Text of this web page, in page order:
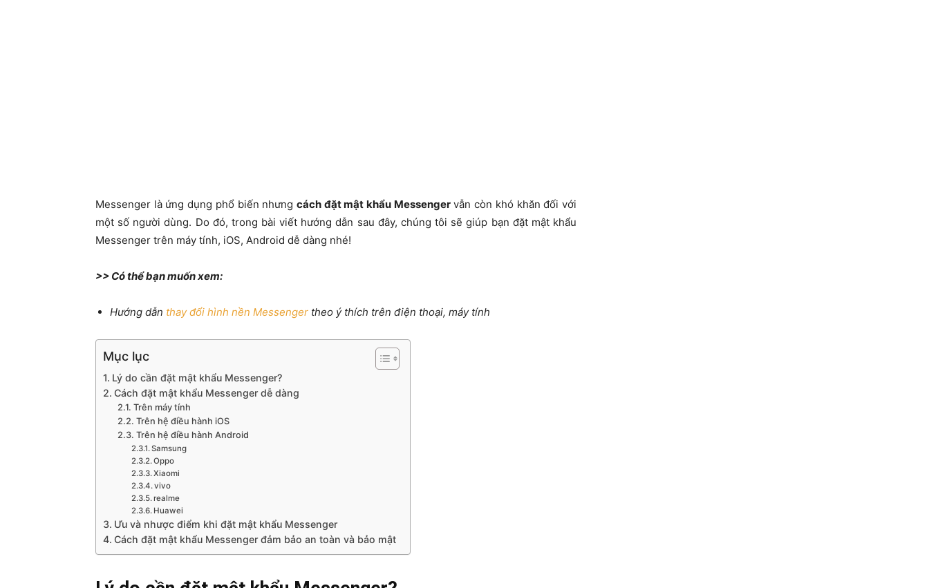
Messenger là ứng dụng phổ biến nhưng cách đặt mật khẩu Messengervẫn còn khó khăn đối với
một số người dùng. Do đó, trong bài viết hướng dẫn sau đây, chúng tôi sẽ giúp bạn đặt mật khẩu
Messenger trên máy tính, iOS, Android dễ dàng nhé!
>> Có thể bạn muốn xem:
Hướng dẫn thay đổi hình nền Messenger theo ý thích trên điện thoại, máy tính
Mục lục
Lý do cần đặt mật khẩu Messenger?
Cách đặt mật khẩu Messenger dễ dàng
Trên máy tính
Trên hệ điều hành iOS
Trên hệ điều hành Android
Samsung
Oppo
Xiaomi
vivo
realme
Huawei
Ưu và nhược điểm khi đặt mật khẩu Messenger
Cách đặt mật khẩu Messenger đảm bảo an toàn và bảo mật